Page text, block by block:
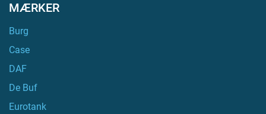
MÆRKER
Burg
Case
DAF
De Buf
Eurotank